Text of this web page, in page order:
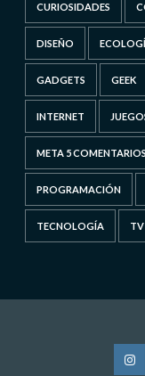
CURIOSIDADES
DISEÑO
GADGETS GEEK
INTERNET
META 5 COMENTARIOS
PROGRAMACIÓN
TECNOLOGÍA TV